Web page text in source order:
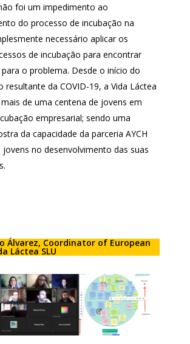
foi um impedimento ao
do processo de incubação na
necessário aplicar os
de incubação para encontrar
o problema. Desde o início do
resultante da COVID-19, a Vida Láctea
de uma centena de jovens em
empresarial; sendo uma
da capacidade da parceria AYCH
no desenvolvimento das suas
Álvarez, Coordinator of European
Láctea SLU